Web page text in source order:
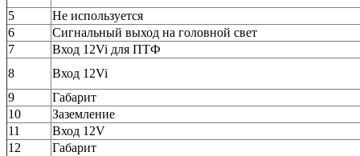
5
Не используется
6
Сигнальный выход на головной свет
7
Вход 12Vi для ПТФ
8
Вход 12Vi
9
Габарит
10
Заземление
11
Вход 12V
12
Габарит